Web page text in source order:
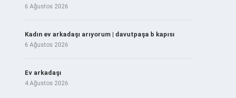
6 Ağustos 2026
Kadın ev arkadaşı arıyorum | davutpaşa b kapısı
6 Ağustos 2026
Ev arkadaşı
4 Ağustos 2026